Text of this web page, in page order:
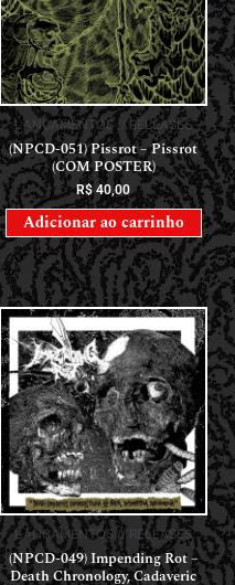
LANÇAMENTOS // RELEASES
(NPCD-051) Pissrot – Pissrot
(COM POSTER)
R$40,00
Adicionar ao carrinho
LANÇAMENTOS // RELEASES
(NPCD-049) Impending Rot –
Death Chronology, Cadaveric